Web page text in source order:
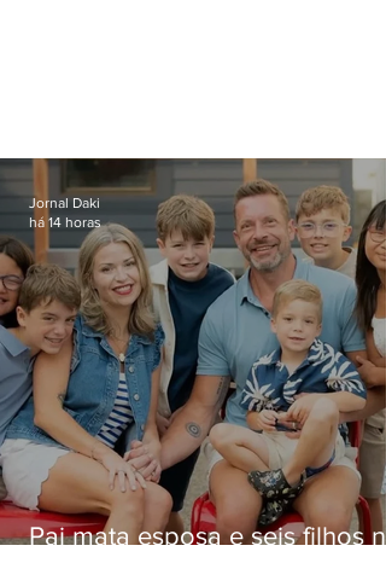
Pai mata esposa e seis filhos
Jornal Daki
há 14 horas